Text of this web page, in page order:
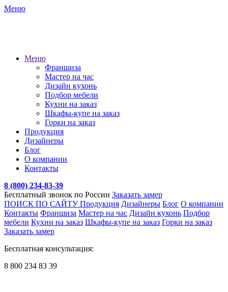
Меню
Меню
Франшиза
Мастер на час
Дизайн кухонь
Подбор мебели
Кухни на заказ
Шкафы-купе на заказ
Горки на заказ
Продукция
Дизайнеры
Блог
О компании
Контакты
8 (800) 234-83-39
Бесплатный звонок по России Заказать замер
ПОИСК ПО САЙТУПродукция Дизайнеры Блог О компании
Контакты Франшиза Мастер на час Дизайн кухонь Подбор
мебели Кухни на заказ Шкафы-купе на заказ Горки на заказ
Заказать замер
Бесплатная консультация:
8 800 234 83 39